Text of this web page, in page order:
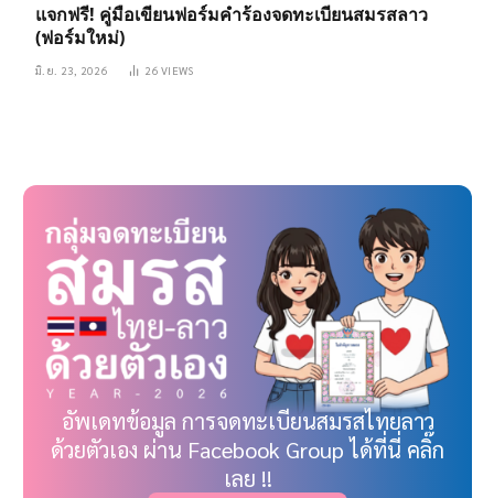
แจกฟรี! คู่มือเขียนฟอร์มคำร้องจดทะเบียนสมรสลาว
(ฟอร์มใหม่)
มิ.ย. 23, 2026 26VIEWS
อัพเดทข้อมูล การจดทะเบียนสมรสไทยลาว
ด้วยตัวเอง ผ่าน Facebook Group ได้ที่นี่ คลิ๊ก
เลย !!